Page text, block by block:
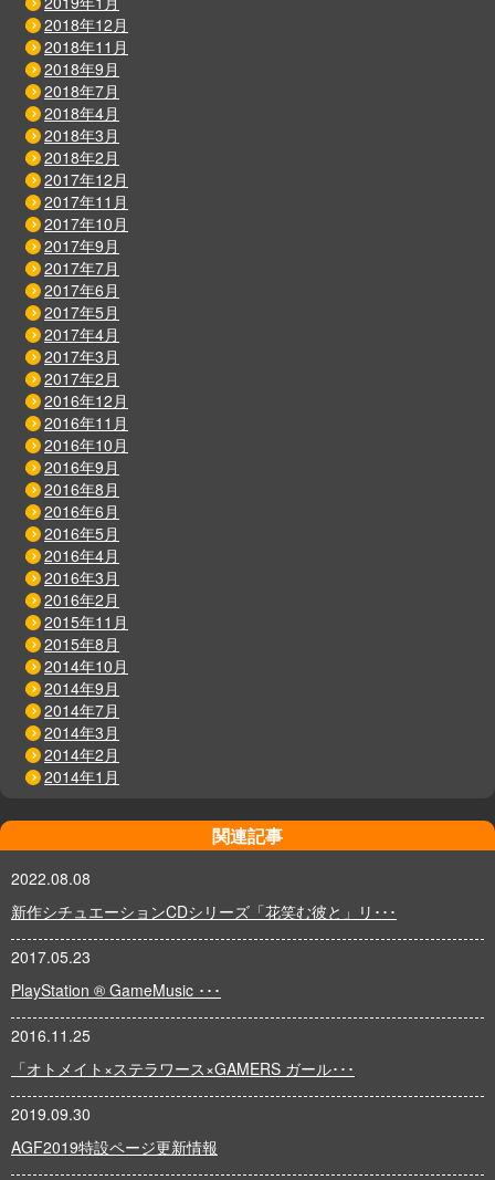
2018年12月
2018年11月
2018年9月
2018年7月
2018年4月
2018年3月
2018年2月
2017年12月
2017年11月
2017年10月
2017年9月
2017年7月
2017年6月
2017年5月
2017年4月
2017年3月
2017年2月
2016年12月
2016年11月
2016年10月
2016年9月
2016年8月
2016年6月
2016年5月
2016年4月
2016年3月
2016年2月
2015年11月
2015年8月
2014年10月
2014年9月
2014年7月
2014年3月
2014年2月
2014年1月
関連記事
2022.08.08
新作シチュエーションCDシリーズ「花笑む彼と」リ･･･
2017.05.23
PlayStation ® GameMusic ･･･
2016.11.25
「オトメイト×ステラワース×GAMERS ガール･･･
2019.09.30
AGF2019特設ページ更新情報